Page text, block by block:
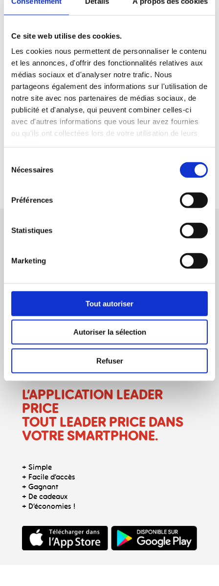
Ce site web utilise des cookies.
Les cookies nous permettent de personnaliser le contenu
et les annonces, d'offrir des fonctionnalités relatives aux
médias sociaux et d'analyser notre trafic. Nous
partageons également des informations sur l'utilisation de
notre site avec nos partenaires de médias sociaux, de
publicité et d'analyse, qui peuvent combiner celles-ci
avec d'autres informations que vous leur avez fournies
ou qu'ils ont collectées lors de votre utilisation de leurs
Nécessaires
Préférences
Statistiques
Marketing
Tout autoriser
Autoriser la sélection
Refuser
LE DRIVELEADER PRICE
Commandez dès maintenant vos courses sur
Plus de 5 600 référencesdisponibles en ligne.
Plusieurspoints de retrait sur toute l’île
Récupérez vos courses en magasin en 4h.
L’APPLICATION LEADER
PRICE
TOUT LEADER PRICE DANS
VOTRE SMARTPHONE.
+ Simple
+ Facile d’accès
+ Gagnant
+ De cadeaux
+ D’économies !